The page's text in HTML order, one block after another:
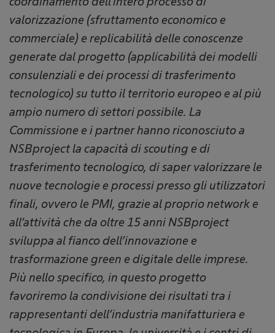
valorizzazione (sfruttamento economico e
commerciale) e replicabilità delle conoscenze
generate dal progetto (applicabilità dei modelli
consulenziali e dei processi di trasferimento
tecnologico) su tutto il territorio europeo e al più
ampio numero di settori possibile. La
Commissione e i partner hanno riconosciuto a
NSBproject la capacità di scouting e di
trasferimento tecnologico, di saper valorizzare le
nuove tecnologie e processi presso gli utilizzatori
finali, ovvero le PMI, grazie al proprio network e
all’attività che da oltre 15 anni NSBproject
sviluppa al fianco dell’innovazione e
trasformazione green e digitale delle imprese.
Più nello specifico, in questo progetto
favoriremo la condivisione dei risultati tra i
rappresentanti dell’industria manifatturiera e